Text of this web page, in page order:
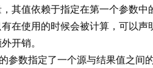
其值依赖于指定在第一个参数中
在使用的时候会被计算，可以
开销。
参数指定了一个源与结果值之间